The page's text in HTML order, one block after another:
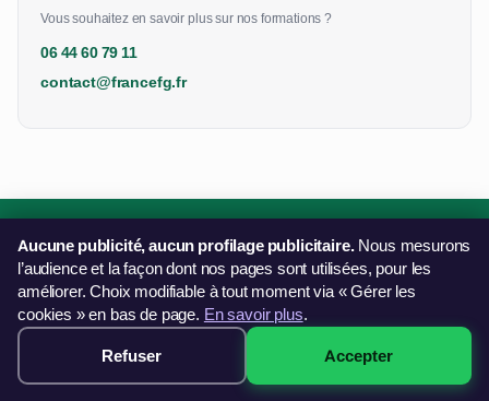
Vous souhaitez en savoir plus sur nos formations ?
06 44 60 79 11
contact@francefg.fr
499€ · Voir les sessions →
Une question sur nos formations ?
Notre équipe vous répond et vous oriente vers la bonne
solution.
Aucune publicité, aucun profilage publicitaire.Nous mesurons
l’audience et la façon dont nos pages sont utilisées, pour les
améliorer. Choix modifiable à tout moment via « Gérer les
cookies » en bas de page. En savoir plus.
Refuser Accepter